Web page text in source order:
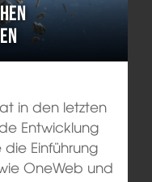
in den letzten
Entwicklung
Einführung
OneWeb und